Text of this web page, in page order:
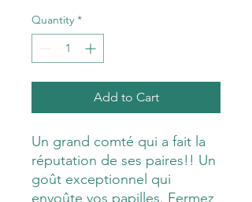
Quantity *
Add to Cart
Un grand comté qui a fait la
réputation de ses paires!! Un
goût exceptionnel qui
envoûte vos papilles. Fermez